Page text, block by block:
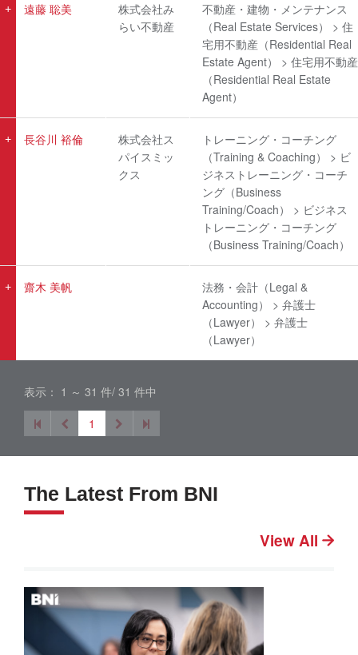
遠藤 聡美
株式会社み
らい不動産
不動産・建物・メンテナンス
（Real Estate Services） > 住
宅用不動産（Residential Real
Estate Agent） > 住宅用不動産
（Residential Real Estate
Agent）
長谷川 裕倫
株式会社ス
パイスミッ
クス
トレーニング・コーチング
（Training & Coaching） > ビ
ジネストレーニング・コーチ
ング（Business
Training/Coach） > ビジネス
トレーニング・コーチング
（Business Training/Coach）
齋木 美帆
法務・会計（Legal &
Accounting） > 弁護士
（Lawyer） > 弁護士
（Lawyer）
表示： 1 ～ 31 件/ 31 件中
1
The Latest From BNI
View All